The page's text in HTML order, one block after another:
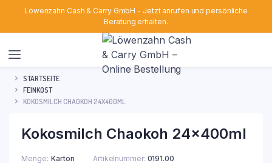
Löwenzahn Cash & Carry GmbH - Jetzt anrufen und persönliche
Beratung erhalten.
STARTSEITE
FEINKOST
KOKOSMILCH CHAOKOH 24X400ML
Kokosmilch Chaokoh 24x400ml
Menge Karton Artikelnummer: 0191.00